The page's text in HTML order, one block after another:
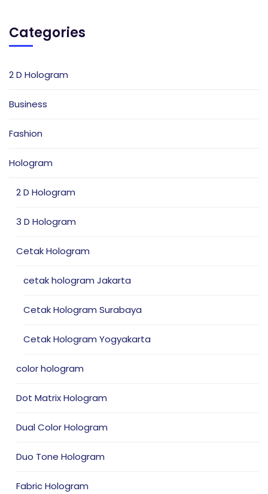
Categories
2 D Hologram
Business
Fashion
Hologram
2 D Hologram
3 D Hologram
Cetak Hologram
cetak hologram Jakarta
Cetak Hologram Surabaya
Cetak Hologram Yogyakarta
color hologram
Dot Matrix Hologram
Dual Color Hologram
Duo Tone Hologram
Fabric Hologram